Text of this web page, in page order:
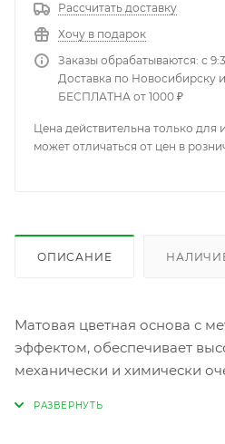
Рассчитать доставку
Хочу в подарок
Заказы обрабатываются: с
Доставка по Новосибирску
БЕСПЛАТНА от 1000 ₽
Цена действительна только для
может отличаться от цен в
ОПИСАНИЕ
Матовая цветная основа с
эффектом, обеспечивает
механически и химически